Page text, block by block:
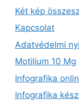
Két kép
Kapcsolat
Adatvédelmi
Motilium 10 Mg
Infografika
Infografika